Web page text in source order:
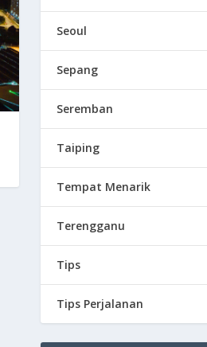
Seoul
Sepang
Seremban
Taiping
Tempat Menarik
Terengganu
Tips
Tips Perjalanan